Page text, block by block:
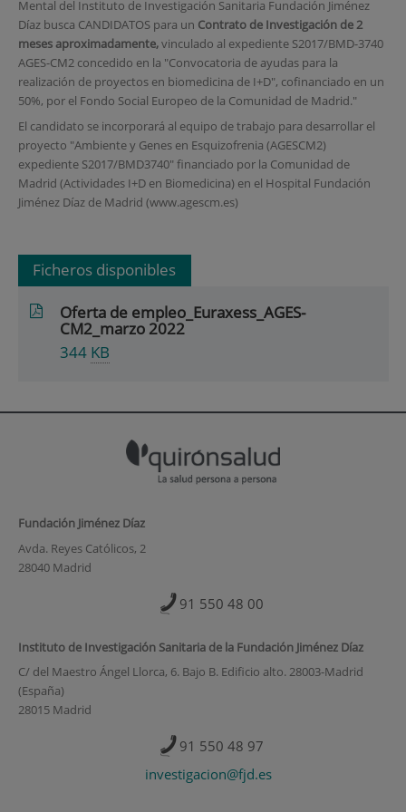
Mental del Instituto de Investigación Sanitaria Fundación Jiménez
Díaz busca CANDIDATOS para un Contrato de Investigaciónde 2
meses aproximadamente,vinculado al expediente S2017/BMD-3740
AGES-CM2 concedido en la "Convocatoria de ayudas para la
realización de proyectos en biomedicina de I+D", cofinanciado en un
50%, por el Fondo Social Europeo de la Comunidad de Madrid."
El candidato se incorporará al equipo de trabajo para desarrollar el
proyecto "Ambiente y Genes en Esquizofrenia (AGESCM2)
expediente S2017/BMD3740" financiado por la Comunidad de
Madrid (Actividades I+D en Biomedicina) en el Hospital Fundación
Jiménez Díaz de Madrid (www.agescm.es)
Ficheros disponibles
Oferta de empleo_Euraxess_AGES-
CM2_marzo 2022
344 KB
Fundación Jiménez Díaz
Avda. Reyes Católicos, 2
28040 Madrid
91 550 48 00
Instituto de Investigación Sanitaria de la Fundación Jiménez Díaz
C/ del Maestro Ángel Llorca, 6. Bajo B. Edificio alto. 28003-Madrid
(España)
28015 Madrid
91 550 48 97
investigacion@fjd.es